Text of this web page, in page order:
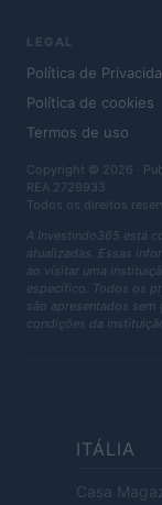
LEGAL
Política de
Política de cookies
Termos de uso
Copyright © 2026 ·
REA 2729933
Todos os direitos
A Investindo365 está
atualizadas. Essas
ao visitar uma
específico. Todos os
são apresentados
condições da
ITÁLIA
Casa